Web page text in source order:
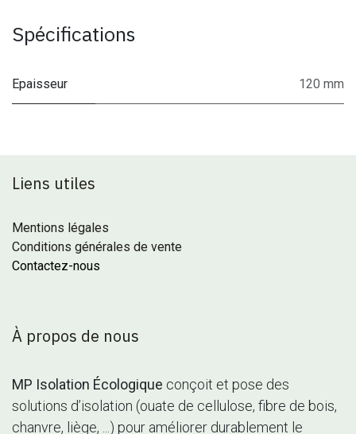
Spécifications
Epaisseur 120 mm
Liens utiles
Mentions légales
Conditions générales de vente
Contactez-nous
À propos de nous
MP Isolation Écologique conçoit et pose des
solutions d’isolation (ouate de cellulose, fibre de bois,
chanvre, liège, ...) pour améliorer durablement le